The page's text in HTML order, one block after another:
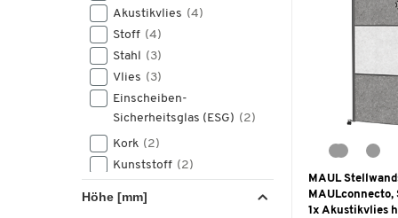
1600
(27)
(1)
1830(1)
Akustikvlies (4)
Stoff (4)
Stahl (3)
Vlies (3)
Einscheiben-
Sicherheitsglas (ESG) (2)
Kork (2)
Kunststoff (2)
Fasern (PET-Fasern)
Höhe [mm]
MAUL
MAULconnecto,
1x Akustikvlies